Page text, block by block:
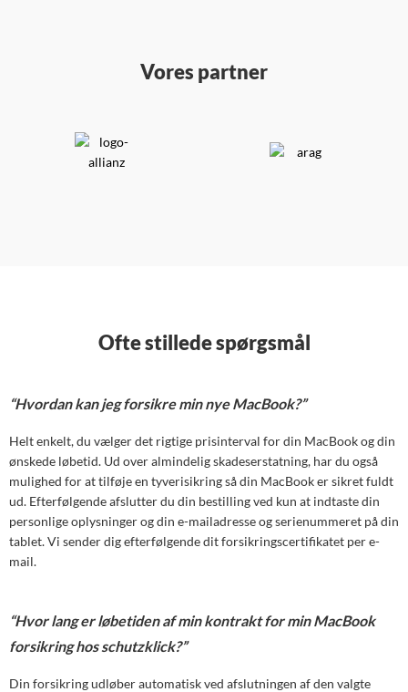
Vores partner
Ofte stillede spørgsmål
“Hvordan kan jeg forsikre min nye MacBook?”
Helt enkelt, du vælger det rigtige prisinterval for din MacBook og din
ønskede løbetid. Ud over almindelig skadeserstatning, har du også
mulighed for at tilføje en tyverisikring så din MacBook er sikret fuldt
ud. Efterfølgende afslutter du din bestilling ved kun at indtaste din
personlige oplysninger og din e-mailadresse og serienummeret på din
tablet. Vi sender dig efterfølgende dit forsikringscertifikatet per e-
mail.
“Hvor lang er løbetiden af min kontrakt for min MacBook
forsikring hos schutzklick?”
Din forsikring udløber automatisk ved afslutningen af den valgte